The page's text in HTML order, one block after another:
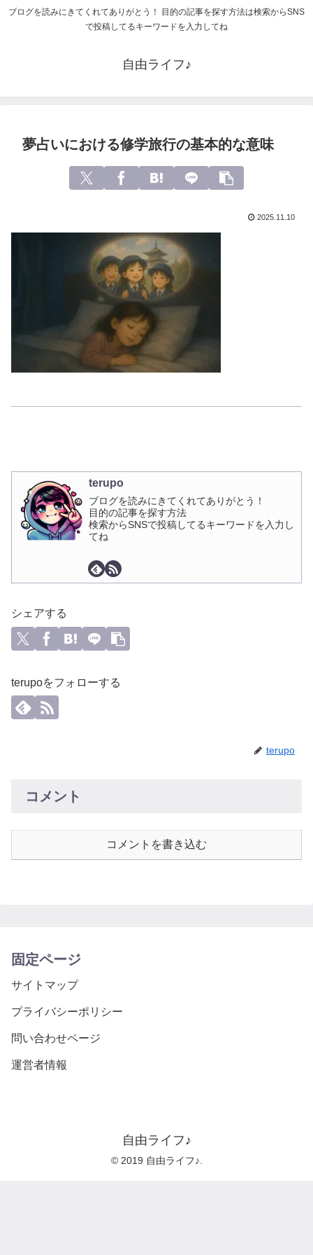
ブログを読みにきてくれてありがとう！ 目的の記事を探す方法は検索からSNS
で投稿してるキーワードを入力してね
自由ライフ♪
夢占いにおける修学旅行の基本的な意味
2025.11.10
terupo
ブログを読みにきてくれてありがとう！
目的の記事を探す方法
検索からSNSで投稿してるキーワードを入力し
てね
シェアする
terupoをフォローする
terupo
コメント
コメントを書き込む
固定ページ
サイトマップ
プライバシーポリシー
問い合わせページ
運営者情報
自由ライフ♪
© 2019 自由ライフ♪.